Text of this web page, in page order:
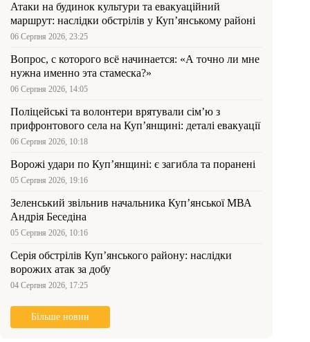
Атаки на будинок культури та евакуаційний
маршрут: наслідки обстрілів у Куп’янському районі
06 Серпня 2026, 23:25
Вопрос, с которого всё начинается: «А точно ли мне
нужна именно эта стамеска?»
06 Серпня 2026, 14:05
Поліцейські та волонтери врятували сім’ю з
прифронтового села на Куп’янщині: деталі евакуації
06 Серпня 2026, 10:18
Ворожі удари по Куп’янщині: є загибла та поранені
05 Серпня 2026, 19:16
Зеленський звільнив начальника Купʼянської МВА
Андрія Беседіна
05 Серпня 2026, 10:16
Серія обстрілів Куп’янського району: наслідки
ворожих атак за добу
04 Серпня 2026, 17:25
Більше новин